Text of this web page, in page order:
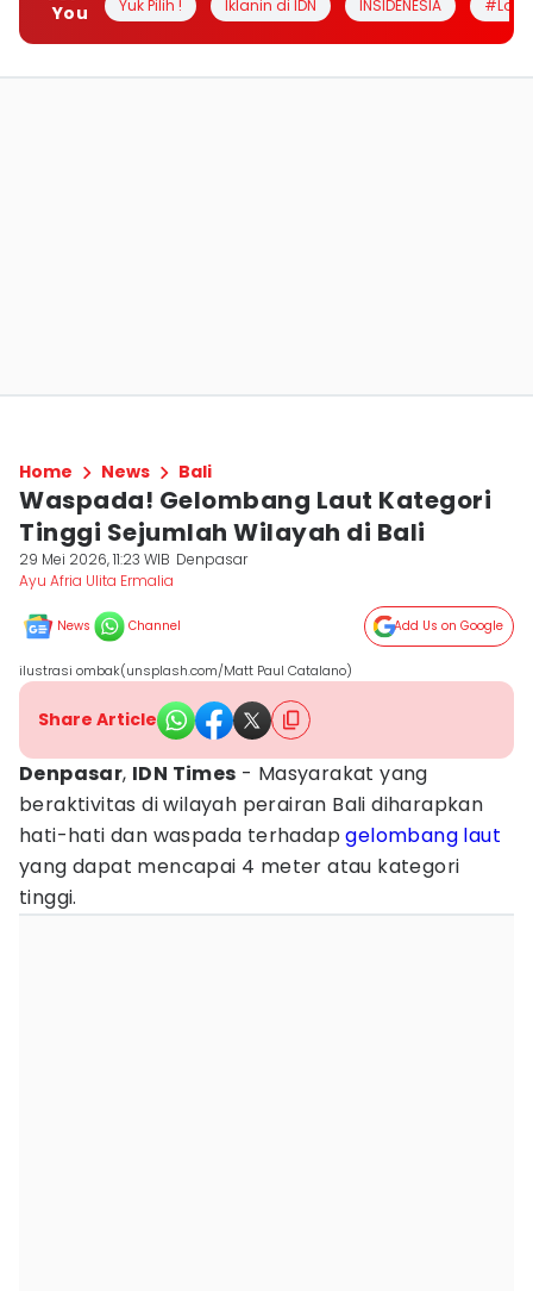
You
Yuk Pilih ! Iklanin di IDN INSIDENESIA
Home News Bali
Waspada! Gelombang Laut Kategori
Tinggi Sejumlah Wilayah di Bali
29 Mei 2026, 11:23 WIB Denpasar
Ayu Afria Ulita Ermalia
News Channel Add Us on Google
ilustrasi ombak(unsplash.com/Matt Paul Catalano)
Share Article
Denpasar, IDN Times - Masyarakat yang
beraktivitas di wilayah perairan Bali diharapkan
hati-hati dan waspada terhadapgelombang laut
yang dapat mencapai 4 meter atau kategori
tinggi.